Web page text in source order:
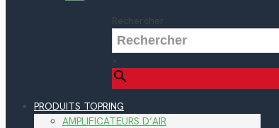
Rechercher
×
PRODUITS TOPRING
AMPLIFICATEURS D’AIR